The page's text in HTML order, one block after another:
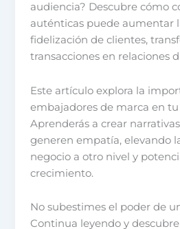
audiencia? Descubre cómo
auténticas puede aumentar
fidelización de clientes,
transacciones en relaciones
Este artículo explora la
embajadores de marca en tu
Aprenderás a crear
generen empatía, elevando
negocio a otro nivel y
crecimiento.
No subestimes el poder de
Continua leyendo y